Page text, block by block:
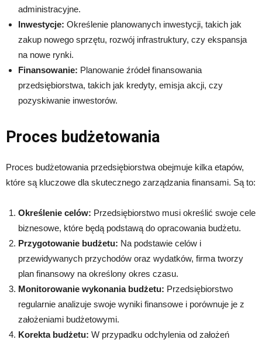
administracyjne.
Inwestycje: Określenie planowanych inwestycji, takich jak
zakup nowego sprzętu, rozwój infrastruktury, czy ekspansja
na nowe rynki.
Finansowanie: Planowanie źródeł finansowania
przedsiębiorstwa, takich jak kredyty, emisja akcji, czy
pozyskiwanie inwestorów.
Proces budżetowania
Proces budżetowania przedsiębiorstwa obejmuje kilka etapów,
które są kluczowe dla skutecznego zarządzania finansami. Są to:
Określenie celów: Przedsiębiorstwo musi określić swoje cele
biznesowe, które będą podstawą do opracowania budżetu.
Przygotowanie budżetu: Na podstawie celów i
przewidywanych przychodów oraz wydatków, firma tworzy
plan finansowy na określony okres czasu.
Monitorowanie wykonania budżetu: Przedsiębiorstwo
regularnie analizuje swoje wyniki finansowe i porównuje je z
założeniami budżetowymi.
Korekta budżetu: W przypadku odchylenia od założeń